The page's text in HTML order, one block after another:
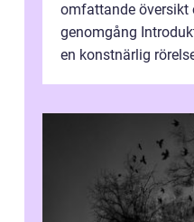
omfattande översikt
genomgång
en konstnärlig